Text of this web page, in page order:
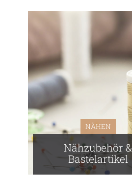
NÄHEN
Nähzubehör &
Bastelartikel